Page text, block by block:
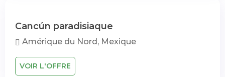
Cancún paradisiaque
Amérique du Nord, Mexique
VOIR L'OFFRE